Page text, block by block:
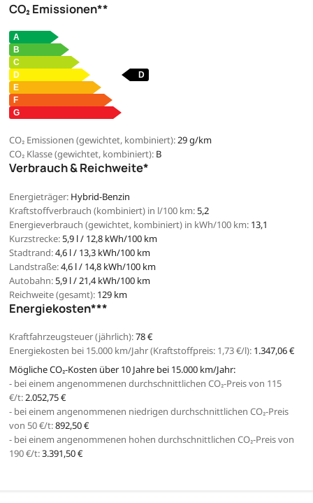
CO₂ Emissionen**
CO₂ Emissionen (gewichtet, kombiniert):29 g/km
CO₂ Klasse (gewichtet, kombiniert): B
Verbrauch & Reichweite*
Energieträger: Hybrid-Benzin
Kraftstoffverbrauch (kombiniert) in l/100 km: 5,2
Energieverbrauch (gewichtet, kombiniert) in kWh/100 km: 13,1
Kurzstrecke: 5,9 l / 12,8 kWh/100 km
Stadtrand:4,6 l / 13,3 kWh/100 km
Landstraße:4,6 l / 14,8 kWh/100 km
Autobahn: 5,9 l / 21,4 kWh/100 km
Reichweite (gesamt): 129 km
Energiekosten***
Kraftfahrzeugsteuer (jährlich):78 €
Energiekosten bei 15.000 km/Jahr (Kraftstoffpreis: 1,73€/l): 1.347,06 €
Mögliche CO₂-Kosten über 10 Jahre bei 15.000 km/Jahr:
- bei einem angenommenen durchschnittlichen CO₂-Preis von 115
€/t:2.052,75 €
- bei einem angenommenen niedrigen durchschnittlichen CO₂-Preis
von 50 €/t:892,50 €
- bei einem angenommenen hohen durchschnittlichen CO₂-Preis von
190 €/t:3.391,50 €